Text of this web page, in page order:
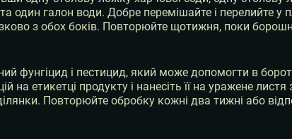
один галон води. Добре перемішайте і перелийте
з обох боків. Повторюйте щотижня, поки
фунгіцид і пестицид, який може допомогти в
на етикетці продукту і нанесіть її на уражене
Повторюйте обробку кожні два тижні або